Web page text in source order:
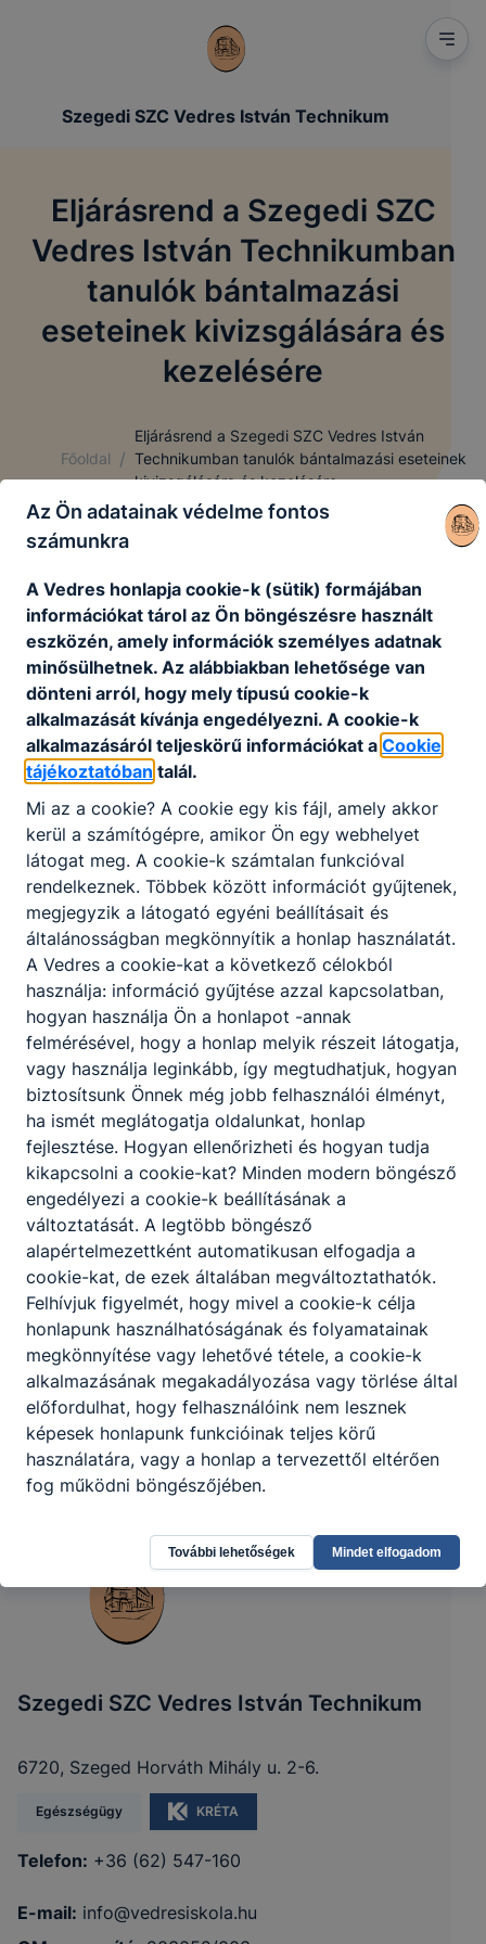
Szegedi SZC Vedres István Technikum
Eljárásrend a Szegedi SZC
Vedres István Technikumban
tanulók bántalmazási
eseteinek kivizsgálására és
kezelésére
Főoldal /
Eljárásrend a Szegedi SZC Vedres István
Technikumban tanulók bántalmazási eseteinek
kivizsgálására és kezelésére
István Technikumban tanulók
bántalmazási eseteinek
kivizsgálására és kezelésére
Eljárásrend a Szegedi SZC Vedres
István Technikumban tanulók
bántalmazási eseteinek kivizsgálására
és kezelésére
Szegedi SZC Vedres István
Technikum_eljárásrend_bántalmazás
Letöltés
Partnereink
Szegedi SZC Vedres István Technikum
6720, Szeged Horváth Mihály u. 2-6.
Egészségügy KRÉTA
Telefon: +36 (62) 547-160
E-mail: info@vedresiskola.hu
Az Ön adatainak védelme fontos
számunkra
A Vedres honlapja cookie-k (sütik) formájában
információkat tárol az Ön böngészésre használt
eszközén, amely információk személyes adatnak
minősülhetnek. Az alábbiakban lehetősége van
dönteni arról, hogy mely típusú cookie-k
alkalmazását kívánja engedélyezni. A cookie-k
alkalmazásáról teljeskörű információkat a Cookie
tájékoztatóban talál.
Mi az a cookie? A cookie egy kis fájl, amely akkor
kerül a számítógépre, amikor Ön egy webhelyet
látogat meg. A cookie-k számtalan funkcióval
rendelkeznek. Többek között információt gyűjtenek,
megjegyzik a látogató egyéni beállításait és
általánosságban megkönnyítik a honlap használatát.
A Vedres a cookie-kat a következő célokból
használja: információ gyűjtése azzal kapcsolatban,
hogyan használja Ön a honlapot -annak
felmérésével, hogy a honlap melyik részeit látogatja,
vagy használja leginkább, így megtudhatjuk, hogyan
biztosítsunk Önnek még jobb felhasználói élményt,
ha ismét meglátogatja oldalunkat, honlap
fejlesztése. Hogyan ellenőrizheti és hogyan tudja
kikapcsolni a cookie-kat? Minden modern böngésző
engedélyezi a cookie-k beállításának a
változtatását. A legtöbb böngésző
alapértelmezettként automatikusan elfogadja a
cookie-kat, de ezek általában megváltoztathatók.
Felhívjuk figyelmét, hogy mivel a cookie-k célja
honlapunk használhatóságának és folyamatainak
megkönnyítése vagy lehetővé tétele, a cookie-k
alkalmazásának megakadályozása vagy törlése által
előfordulhat, hogy felhasználóink nem lesznek
képesek honlapunk funkcióinak teljes körű
használatára, vagy a honlap a tervezettől eltérően
fog működni böngészőjében.
További lehetőségek Mindet elfogadom